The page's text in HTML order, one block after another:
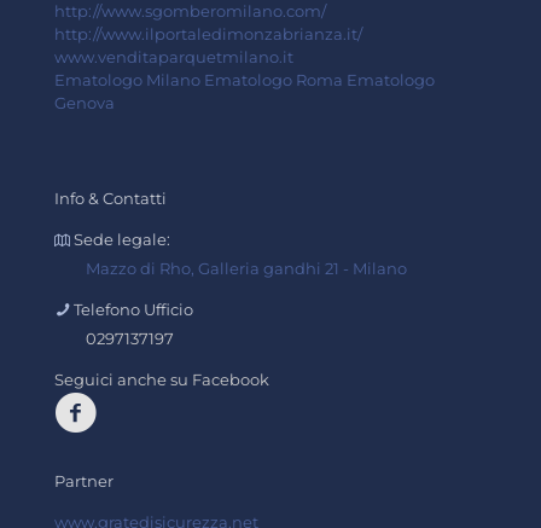
http://www.sgomberomilano.com/
http://www.ilportaledimonzabrianza.it/
www.venditaparquetmilano.it
Ematologo Milano Ematologo Roma Ematologo
Genova
Info & Contatti
Sede legale:
Mazzo di Rho, Galleria gandhi 21 - Milano
Telefono Ufficio
0297137197
Seguici anche su Facebook
Partner
www.gratedisicurezza.net